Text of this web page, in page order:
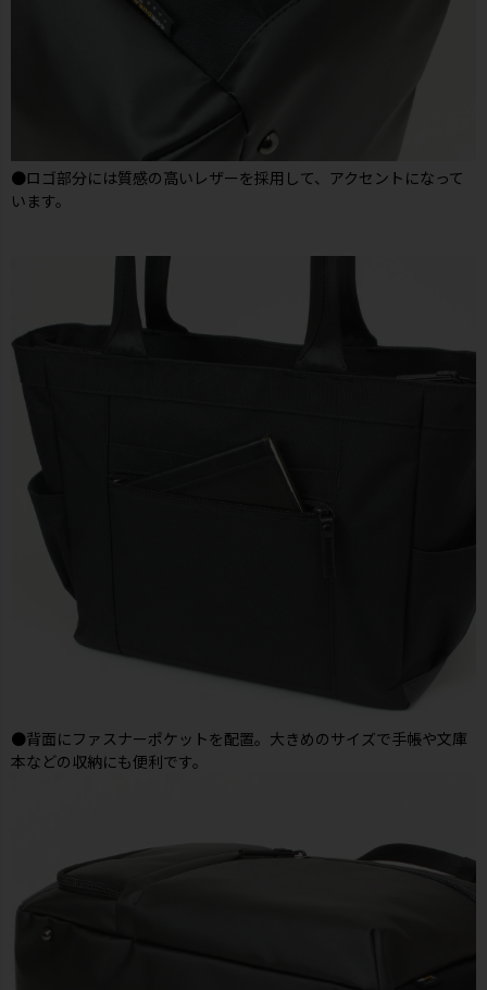
●ロゴ部分には質感の高いレザーを採用して、アクセントになって
います。
●背面にファスナーポケットを配置。大きめのサイズで手帳や文庫
本などの収納にも便利です。